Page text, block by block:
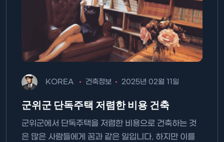
KOREA 건축정보 2025년 02월 11일
군위군 단독주택 저렴한 비용 건축
군위군에서 단독주택을 저렴한 비용으로 건축하는 것
은 많은 사람들에게 꿈과 같은 일입니다. 하지만 이를